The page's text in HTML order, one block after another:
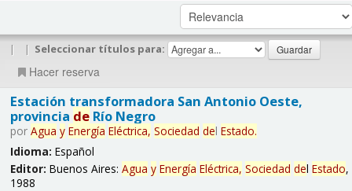
| | Seleccionar títulos para:
Hacer reserva
Estación transformadora San Antonio Oeste,
provincia deRío Negro
por Agua y Energía Eléctrica, Sociedad del Estado.
Idioma: Español
Editor: Buenos Aires: Agua y Energía Eléctrica, Sociedad del Estado,
1988